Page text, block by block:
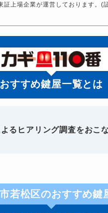
証上場企業が運営しております。(
おすすめ鍵屋一覧とは
るヒアリング調査をおこ
若松区のおすすめ鍵